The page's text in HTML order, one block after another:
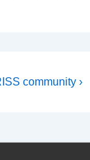
community ›